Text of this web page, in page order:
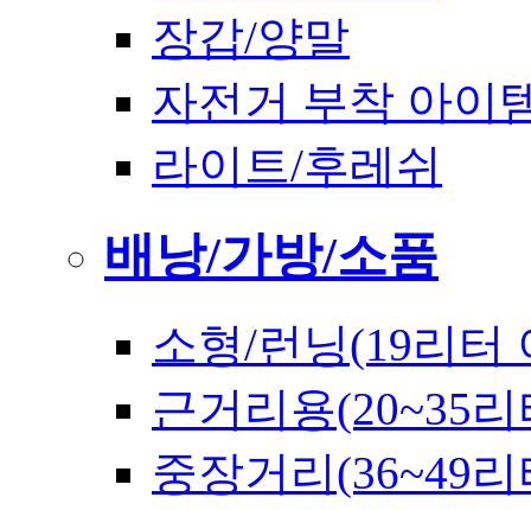
장갑/양말
자전거 부착 아이
라이트/후레쉬
배낭/가방/소품
소형/런닝(19리터
근거리용(20~35리
중장거리(36~49리